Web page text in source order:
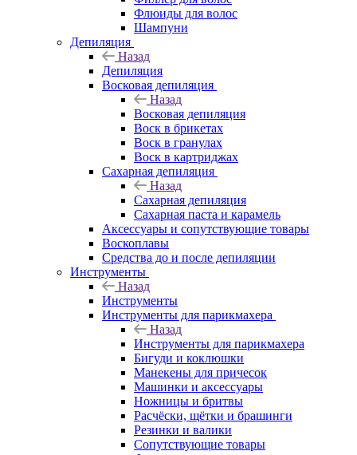
Флюиды для волос
Шампуни
Депиляция
Назад
Депиляция
Восковая депиляция
Назад
Восковая депиляция
Воск в брикетах
Воск в гранулах
Воск в картриджах
Сахарная депиляция
Назад
Сахарная депиляция
Сахарная паста и карамель
Аксессуары и сопутствующие товары
Воскоплавы
Средства до и после депиляции
Инструменты
Назад
Инструменты
Инструменты для парикмахера
Назад
Инструменты для парикмахера
Бигуди и коклюшки
Манекены для причесок
Машинки и аксессуары
Ножницы и бритвы
Расчёски, щётки и брашинги
Резинки и валики
Сопутствующие товары